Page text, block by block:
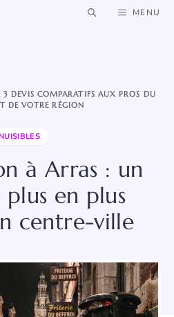
MENU
DEVIS COMPARATIFS AUX PROS DU
DE VOTRE RÉGION
à Arras : un
en plus
centre-ville